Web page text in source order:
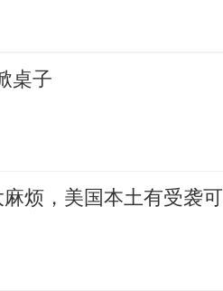
桌子
烦，美国本土有受袭可